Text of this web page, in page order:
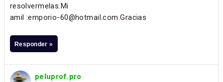
resolvermelas.Mi
amil :emporio-60@hotmail.com.Gracias
Responder »
peluprof.pro